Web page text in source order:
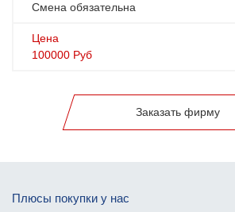
Смена обязательна
Цена
100000 Руб
Заказать фирму
Плюсы покупки у нас